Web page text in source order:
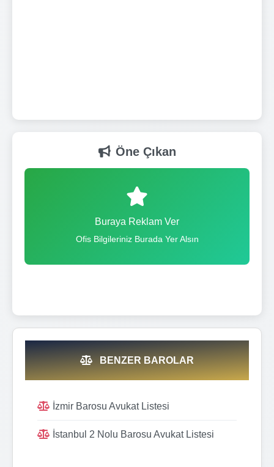
Öne Çıkan
Buraya Reklam Ver
Ofis Bilgileriniz Burada Yer Alsın
BENZER BAROLAR
İzmir Barosu Avukat Listesi
İstanbul 2 Nolu Barosu Avukat Listesi